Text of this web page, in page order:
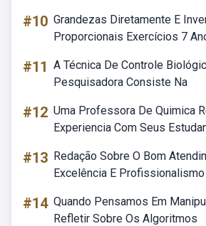
#10 Grandezas Diretamente E
Proporcionais Exercícios 7
#11 A Técnica De Controle
Pesquisadora Consiste Na
#12 Uma Professora De Quimica
Experiencia Com Seus
#13 Redação Sobre O Bom
Excelência E Profissionalismo
#14 Quando Pensamos Em
Refletir Sobre Os Algoritmos